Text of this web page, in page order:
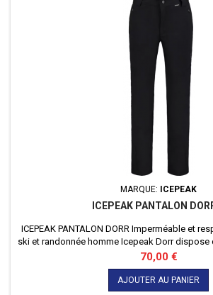
MARQUE: ICEPEAK
ICEPEAK PANTALON
ICEPEAK PANTALON DORR Imperméable et
ski et randonnée homme Icepeak Dorr dispose
/ 5 K qui protège efficacement de l'humidité
Prix
70,00 €
AJOUTER AU PANIER